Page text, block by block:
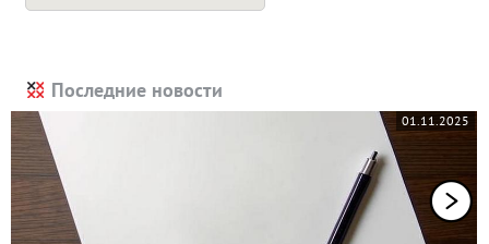
Последние новости
01.11.2025